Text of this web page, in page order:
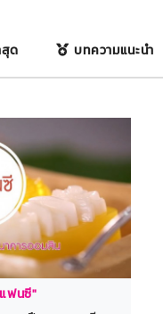
ด บทความแนะนำ
ฟนซี"